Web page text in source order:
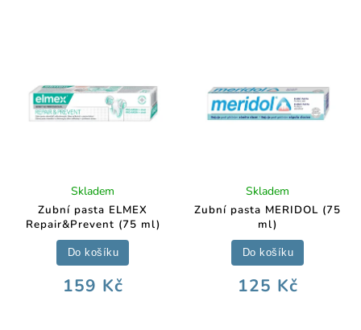
Zubní pasta ELMEX
Repair&Prevent (75 ml)
Skladem
159 Kč
Do košíku
Zubní pasta MERIDOL (75
ml)
Skladem
125 Kč
Do košíku